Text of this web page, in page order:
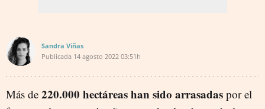
Sandra Viñas
Publicada 14 agosto 2022 03:51h
Más de 220.000 hectáreas han sido arrasadas por el